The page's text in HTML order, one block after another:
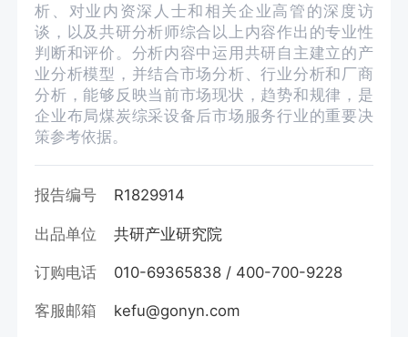
析、对业内资深人士和相关企业高管的深度访
谈，以及共研分析师综合以上内容作出的专业性
判断和评价。分析内容中运用共研自主建立的产
业分析模型，并结合市场分析、行业分析和厂商
分析，能够反映当前市场现状，趋势和规律，是
企业布局煤炭综采设备后市场服务行业的重要决
策参考依据。
报告编号 R1829914
出品单位 共研产业研究院
订购电话 010-69365838 / 400-700-9228
客服邮箱 kefu@gonyn.com